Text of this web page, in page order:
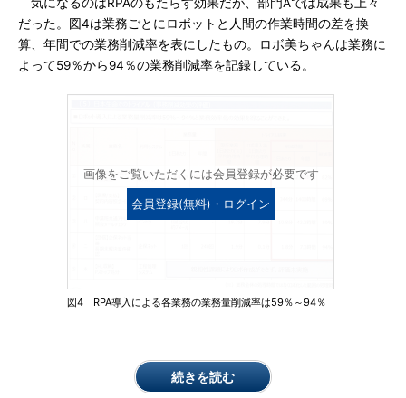
だった。図4は業務ごとにロボットと人間の作業時間の差を換
算、年間での業務削減率を表にしたもの。ロボ美ちゃんは業務に
よって59％から94％の業務削減率を記録している。
画像をご覧いただくには会員登録が必要です
会員登録(無料)・ログイン
図4 RPA導入による各業務の業務量削減率は59％～94％
続きを読む